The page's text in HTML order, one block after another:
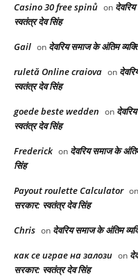
Casino 30 free spinů on
स्वतंत्र देव सिंह
Gail on देवरिय समाज के अंतिम
ruletă Online craiova on
स्वतंत्र देव सिंह
goede beste wedden on
स्वतंत्र देव सिंह
Frederick on देवरिय समाज के
सिंह
Payout roulette Calculator on
सरकार: स्वतंत्र देव सिंह
Chris on देवरिय समाज के अंतिम
как се играе на залози on
सरकार: स्वतंत्र देव सिंह